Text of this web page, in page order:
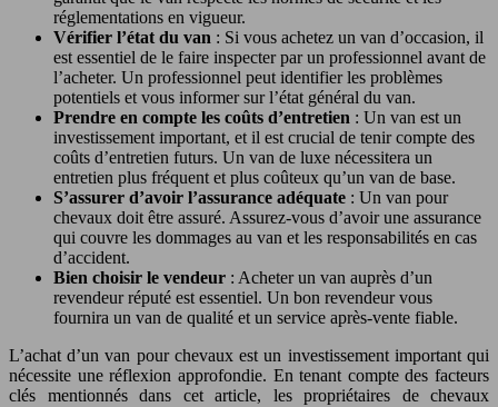
réglementations en vigueur.
Vérifier l’état du van : Si vous achetez un van d’occasion, il
est essentiel de le faire inspecter par un professionnel avant de
l’acheter. Un professionnel peut identifier les problèmes
potentiels et vous informer sur l’état général du van.
Prendre en compte les coûts d’entretien : Un van est un
investissement important, et il est crucial de tenir compte des
coûts d’entretien futurs. Un van de luxe nécessitera un
entretien plus fréquent et plus coûteux qu’un van de base.
S’assurer d’avoir l’assurance adéquate : Un van pour
chevaux doit être assuré. Assurez-vous d’avoir une assurance
qui couvre les dommages au van et les responsabilités en cas
d’accident.
Bien choisir le vendeur : Acheter un van auprès d’un
revendeur réputé est essentiel. Un bon revendeur vous
fournira un van de qualité et un service après-vente fiable.
L’achat d’un van pour chevaux est un investissement important qui
nécessite une réflexion approfondie. En tenant compte des facteurs
clés mentionnés dans cet article, les propriétaires de chevaux